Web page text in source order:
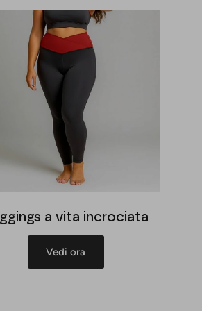
a vita incrociata
Vedi ora